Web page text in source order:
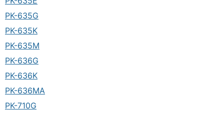
PK-635G
PK-635K
PK-635M
PK-636G
PK-636K
PK-636MA
PK-710G